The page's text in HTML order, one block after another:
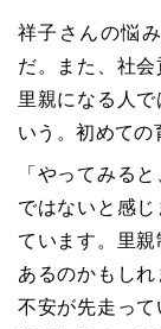
祥子さんの悩
だ。また、社
里親になる人
いう。初めての
「やってみる
ではないと感
ています。里
あるのかもしれ
不安が先走っ